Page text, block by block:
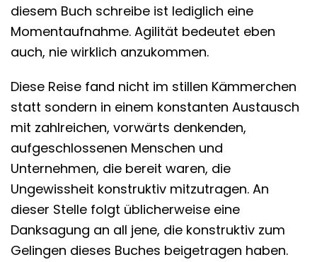
diesem Buch schreibe ist lediglich eine
Momentaufnahme. Agilität bedeutet eben
auch, nie wirklich anzukommen.
Diese Reise fand nicht im stillen Kämmerchen
statt sondern in einem konstanten Austausch
mit zahlreichen, vorwärts denkenden,
aufgeschlossenen Menschen und
Unternehmen, die bereit waren, die
Ungewissheit konstruktiv mitzutragen. An
dieser Stelle folgt üblicherweise eine
Danksagung an all jene, die konstruktiv zum
Gelingen dieses Buches beigetragen haben.